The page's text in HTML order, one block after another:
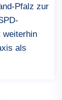
Pfalz zur
weiterhin
als